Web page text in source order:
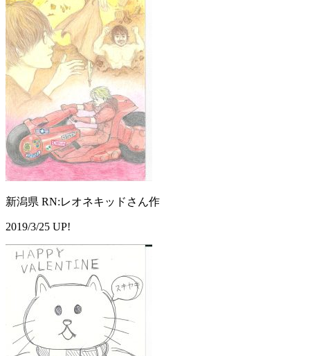
新潟県 RN:レオネキッドさん作
2019/3/25 UP!